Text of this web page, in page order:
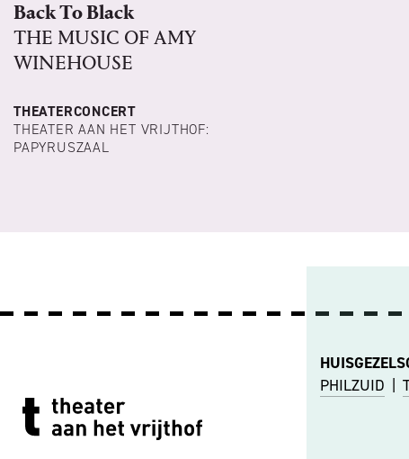
Back To Black
THE MUSIC OF AMY
WINEHOUSE
THEATERCONCERT
THEATER AAN HET VRIJTHOF:
PAPYRUSZAAL
PHILZUID |